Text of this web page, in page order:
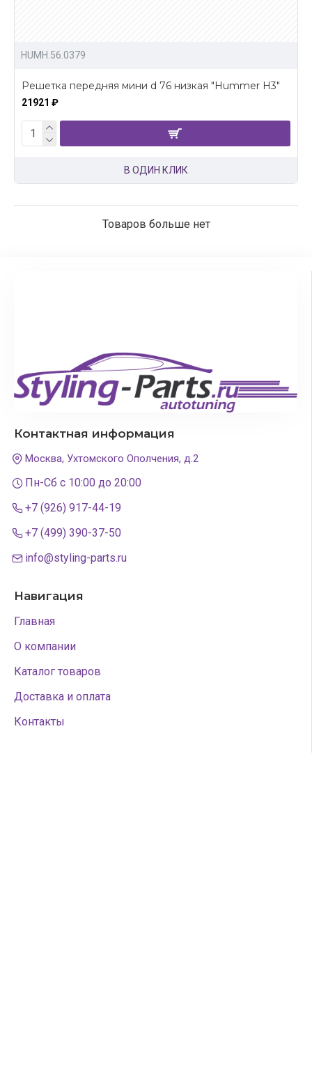
HUMH.56.0379
Решетка передняя мини d 76 низкая "Hummer H3"
21921 ₽
В ОДИН КЛИК
Товаров больше нет
Контактная информация
Москва, Ухтомского Ополчения, д.2
Пн-Сб с 10:00 до 20:00
+7 (926) 917-44-19
+7 (499) 390-37-50
info@styling-parts.ru
Навигация
Главная
О компании
Каталог товаров
Доставка и оплата
Контакты